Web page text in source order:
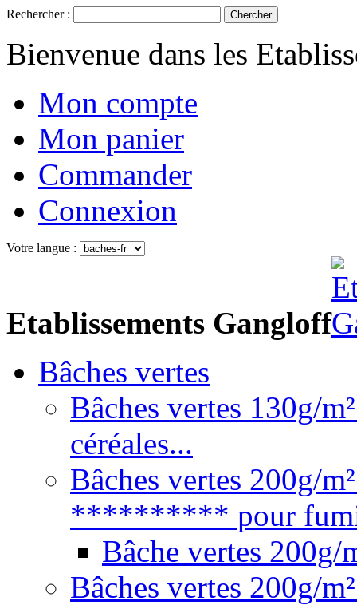
Rechercher : Chercher
Bienvenue dans les
Mon compte
Mon panier
Commander
Connexion
Votre langue :
Etablissements Gangloff
Bâches vertes
Bâches vertes 130g/
céréales...
Bâches vertes 200g/
********** pour
Bâche vertes
Bâches vertes 200g/